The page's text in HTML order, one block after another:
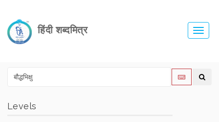
हिंदी शब्दमित्र
Levels